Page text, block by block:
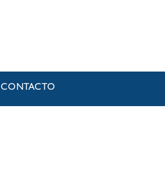
CONTACTO